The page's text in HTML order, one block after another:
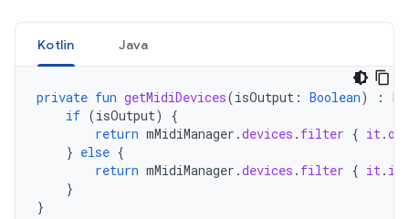
Kotlin Java
private fun getMidiDevices(isOutput : Boolean) :
if (isOutput)
{
return mMidiManager .devices . filter { it.
} else {
return mMidiManager .devices . filter { it.
}
}